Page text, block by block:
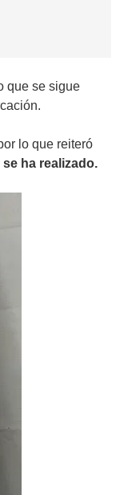
que se sigue
lo que reiteró
ha realizado.